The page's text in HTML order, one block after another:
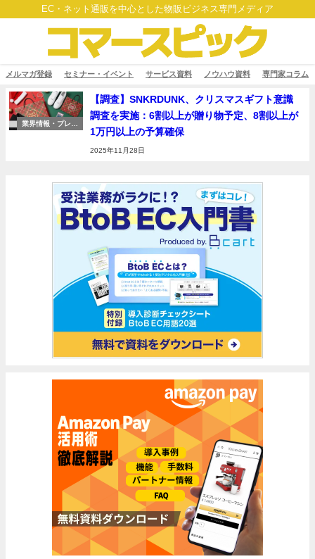
EC・ネット通販を中心とした物販ビジネス専門メディア
メルマガ登録 セミナー・イベント サービス資料 ノウハウ資料 専門家コラム
業界情報・プレス
【調査】SNKRDUNK、クリスマスギフト意識
調査を実施：6割以上が贈り物予定、8割以上が
1万円以上の予算確保
2025年11月28日